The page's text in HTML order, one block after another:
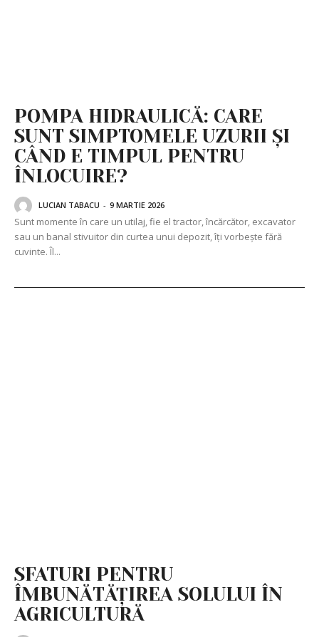
POMPA HIDRAULICĂ: CARE
SUNT SIMPTOMELE UZURII ȘI
CÂND E TIMPUL PENTRU
ÎNLOCUIRE?
LUCIAN TABACU - 9 MARTIE 2026
Sunt momente în care un utilaj, fie el tractor, încărcător, excavator
sau un banal stivuitor din curtea unui depozit, îți vorbește fără
cuvinte. Îl...
SFATURI PENTRU
ÎMBUNĂTĂȚIREA SOLULUI ÎN
AGRICULTURĂ